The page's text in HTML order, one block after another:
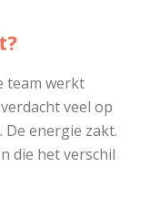
team werkt
veel op
energie zakt.
die het verschil